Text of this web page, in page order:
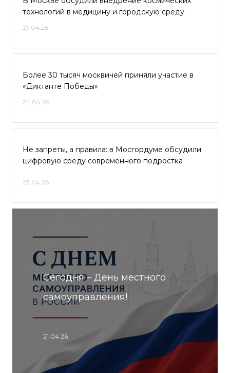
технологий в медицину и городскую среду
27.04.26
Более 30 тысяч москвичей приняли участие в
«Диктанте Победы»
24.04.26
Не запреты, а правила: в Мосгордуме обсудили
цифровую среду современного подростка
23.04.26
Сегодня – День местного
самоуправления!
21.04.26